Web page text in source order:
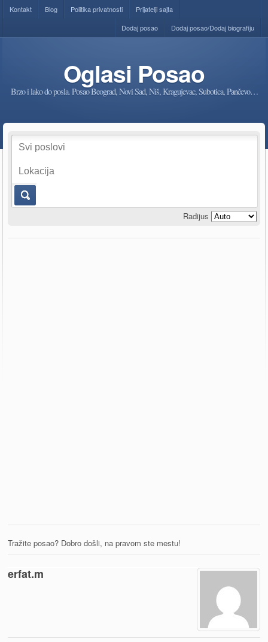
Kontakt Blog Politika privatnosti
Prijatelji sajta
Dodaj posao/Dodaj biografiju
Dodaj posao
Oglasi Posao
Brzo i lako do posla. Posao Beograd, Novi Sad, Niš, Kragujevac, Subotica, Pančevo…
Radijus
Tražite posao? Dobro došli, na pravom ste mestu!
erfat.m